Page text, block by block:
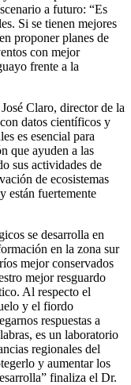
a futuro: “Es
Si se tienen mejores
proponer planes de
con mejor
frente a la
Claro, director de la
datos científicos y
es esencial para
que ayuden a las
sus actividades de
de ecosistemas
están fuertemente
se desarrolla en
en la zona sur
mejor conservados
mejor resguardo
Al respecto el
y el fiordo
respuestas a
es un laboratorio
regionales del
y aumentar los
finaliza el Dr.